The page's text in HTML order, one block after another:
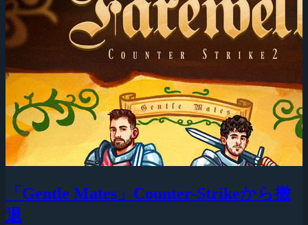
「Gentle Mates」Counter-Strikeから撤
退